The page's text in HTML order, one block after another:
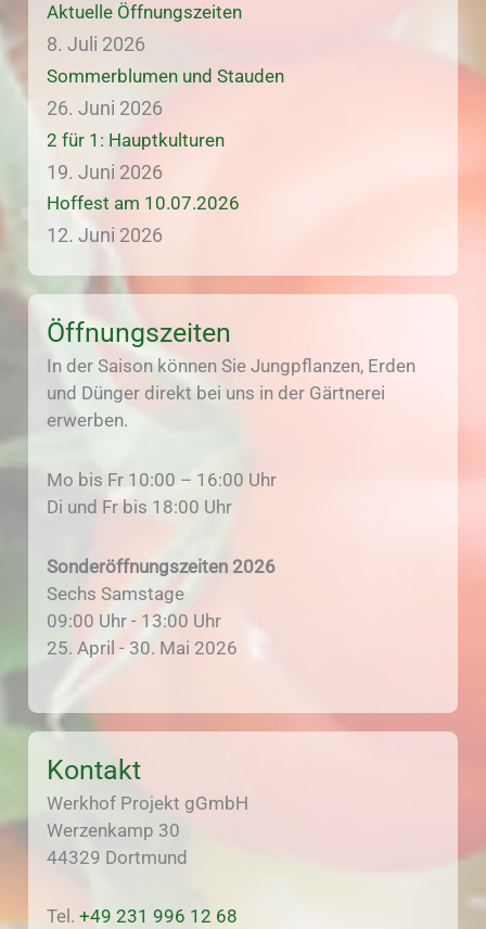
Aktuelle Öffnungszeiten
8. Juli 2026
Sommerblumen und Stauden
26. Juni 2026
2 für 1: Hauptkulturen
19. Juni 2026
Hoffest am 10.07.2026
12. Juni 2026
Öffnungszeiten
In der Saison können Sie Jungpflanzen, Erden
und Dünger direkt bei uns in der Gärtnerei
erwerben.
Mo bis Fr 10:00 – 16:00 Uhr
Di und Fr bis 18:00 Uhr
Sonderöffnungszeiten 2026
Sechs Samstage
09:00 Uhr - 13:00 Uhr
25. April - 30. Mai 2026
Kontakt
Werkhof Projekt gGmbH
Werzenkamp 30
44329 Dortmund
Tel.+49 231 996 12 68